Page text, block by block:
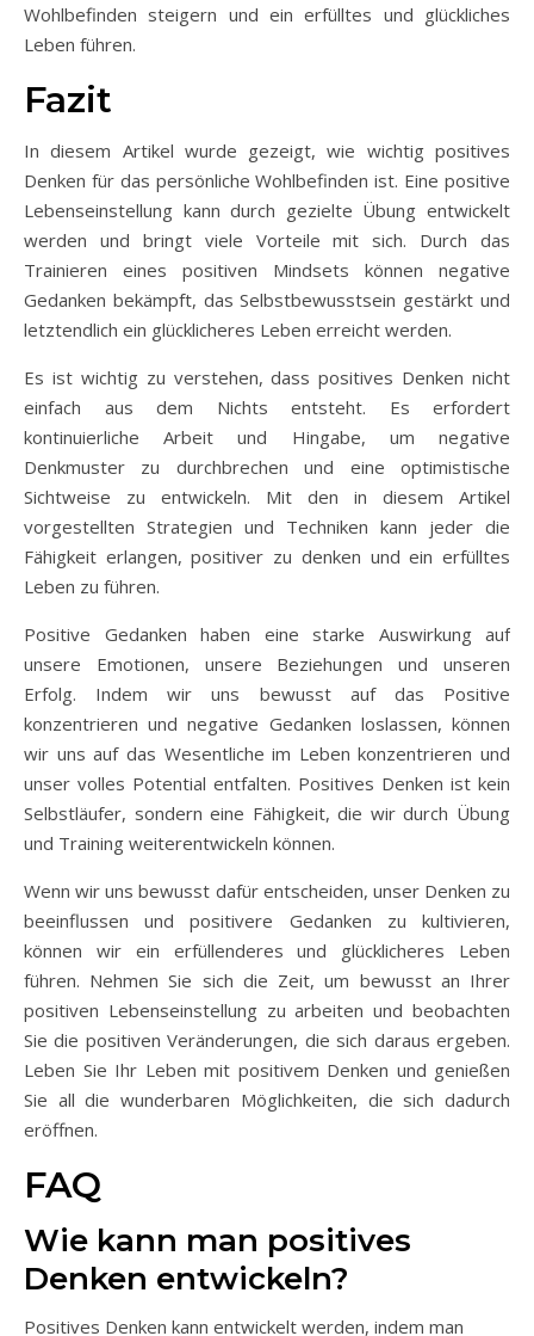
Wohlbefinden steigern und ein erfülltes und glückliches
Leben führen.
Fazit
In diesem Artikel wurde gezeigt, wie wichtig positives
Denken für das persönliche Wohlbefinden ist. Eine positive
Lebenseinstellung kann durch gezielte Übung entwickelt
werden und bringt viele Vorteile mit sich. Durch das
Trainieren eines positiven Mindsets können negative
Gedanken bekämpft, das Selbstbewusstsein gestärkt und
letztendlich ein glücklicheres Leben erreicht werden.
Es ist wichtig zu verstehen, dass positives Denken nicht
einfach aus dem Nichts entsteht. Es erfordert
kontinuierliche Arbeit und Hingabe, um negative
Denkmuster zu durchbrechen und eine optimistische
Sichtweise zu entwickeln. Mit den in diesem Artikel
vorgestellten Strategien und Techniken kann jeder die
Fähigkeit erlangen, positiver zu denken und ein erfülltes
Leben zu führen.
Positive Gedanken haben eine starke Auswirkung auf
unsere Emotionen, unsere Beziehungen und unseren
Erfolg. Indem wir uns bewusst auf das Positive
konzentrieren und negative Gedanken loslassen, können
wir uns auf das Wesentliche im Leben konzentrieren und
unser volles Potential entfalten. Positives Denken ist kein
Selbstläufer, sondern eine Fähigkeit, die wir durch Übung
und Training weiterentwickeln können.
Wenn wir uns bewusst dafür entscheiden, unser Denken zu
beeinflussen und positivere Gedanken zu kultivieren,
können wir ein erfüllenderes und glücklicheres Leben
führen. Nehmen Sie sich die Zeit, um bewusst an Ihrer
positiven Lebenseinstellung zu arbeiten und beobachten
Sie die positiven Veränderungen, die sich daraus ergeben.
Leben Sie Ihr Leben mit positivem Denken und genießen
Sie all die wunderbaren Möglichkeiten, die sich dadurch
eröffnen.
FAQ
Wie kann man positives
Denken entwickeln?
Positives Denken kann entwickelt werden, indem man